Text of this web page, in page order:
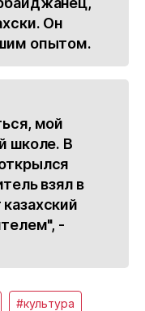
Он
опытом.
мой
школе. В
взял в
-
#культура